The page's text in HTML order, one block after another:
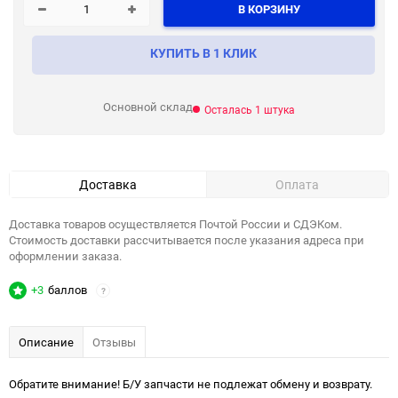
В КОРЗИНУ
КУПИТЬ В 1 КЛИК
Основной склад Осталась 1 штука
Доставка Оплата
Доставка товаров осуществляется Почтой России и СДЭКом.
Стоимость доставки рассчитывается после указания адреса при
оформлении заказа.
+3 баллов ?
Описание Отзывы
Обратите внимание! Б/У запчасти не подлежат обмену и возврату.